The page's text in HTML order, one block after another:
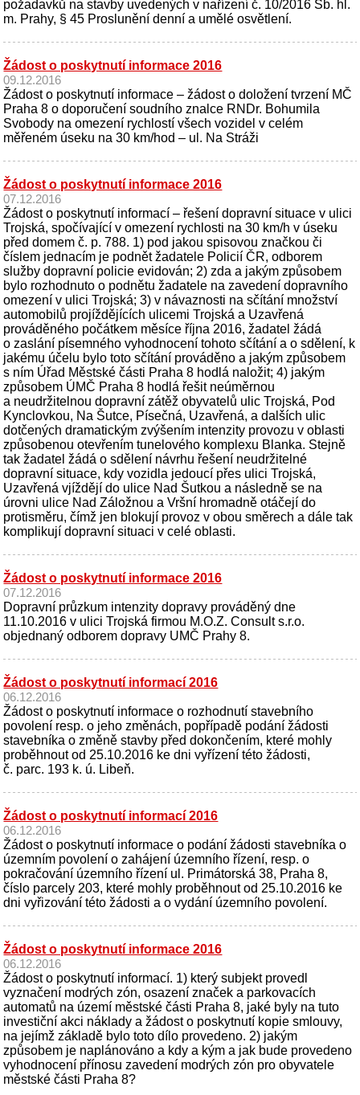
požadavků na stavby uvedených v nařízení č. 10/2016 Sb. hl.
m. Prahy, § 45 Proslunění denní a umělé osvětlení.
Žádost o poskytnutí informace 2016
09.12.2016
Žádost o poskytnutí informace – žádost o doložení tvrzení MČ
Praha 8 o doporučení soudního znalce RNDr. Bohumila
Svobody na omezení rychlostí všech vozidel v celém
měřeném úseku na 30 km/hod – ul. Na Stráži
Žádost o poskytnutí informace 2016
07.12.2016
Žádost o poskytnutí informací – řešení dopravní situace v ulici
Trojská, spočívající v omezení rychlosti na 30 km/h v úseku
před domem č. p. 788. 1) pod jakou spisovou značkou či
číslem jednacím je podnět žadatele Policií ČR, odborem
služby dopravní policie evidován; 2) zda a jakým způsobem
bylo rozhodnuto o podnětu žadatele na zavedení dopravního
omezení v ulici Trojská; 3) v návaznosti na sčítání množství
automobilů projíždějících ulicemi Trojská a Uzavřená
prováděného počátkem měsíce října 2016, žadatel žádá
o zaslání písemného vyhodnocení tohoto sčítání a o sdělení, k
jakému účelu bylo toto sčítání prováděno a jakým způsobem
s ním Úřad Městské části Praha 8 hodlá naložit; 4) jakým
způsobem ÚMČ Praha 8 hodlá řešit neúměrnou
a neudržitelnou dopravní zátěž obyvatelů ulic Trojská, Pod
Kynclovkou, Na Šutce, Písečná, Uzavřená, a dalších ulic
dotčených dramatickým zvýšením intenzity provozu v oblasti
způsobenou otevřením tunelového komplexu Blanka. Stejně
tak žadatel žádá o sdělení návrhu řešení neudržitelné
dopravní situace, kdy vozidla jedoucí přes ulici Trojská,
Uzavřená vjíždějí do ulice Nad Šutkou a následně se na
úrovni ulice Nad Záložnou a Vršní hromadně otáčejí do
protisměru, čímž jen blokují provoz v obou směrech a dále tak
komplikují dopravní situaci v celé oblasti.
Žádost o poskytnutí informace 2016
07.12.2016
Dopravní průzkum intenzity dopravy prováděný dne
11.10.2016 v ulici Trojská firmou M.O.Z. Consult s.r.o.
objednaný odborem dopravy UMČ Prahy 8.
Žádost o poskytnutí informací 2016
06.12.2016
Žádost o poskytnutí informace o rozhodnutí stavebního
povolení resp. o jeho změnách, popřípadě podání žádosti
stavebníka o změně stavby před dokončením, které mohly
proběhnout od 25.10.2016 ke dni vyřízení této žádosti,
č. parc. 193 k. ú. Libeň.
Žádost o poskytnutí informací 2016
06.12.2016
Žádost o poskytnutí informace o podání žádosti stavebníka o
územním povolení o zahájení územního řízení, resp. o
pokračování územního řízení ul. Primátorská 38, Praha 8,
číslo parcely 203, které mohly proběhnout od 25.10.2016 ke
dni vyřizování této žádosti a o vydání územního povolení.
Žádost o poskytnutí informace 2016
06.12.2016
Žádost o poskytnutí informací. 1) který subjekt provedl
vyznačení modrých zón, osazení značek a parkovacích
automatů na území městské části Praha 8, jaké byly na tuto
investiční akci náklady a žádost o poskytnutí kopie smlouvy,
na jejímž základě bylo toto dílo provedeno. 2) jakým
způsobem je naplánováno a kdy a kým a jak bude provedeno
vyhodnocení přínosu zavedení modrých zón pro obyvatele
městské části Praha 8?